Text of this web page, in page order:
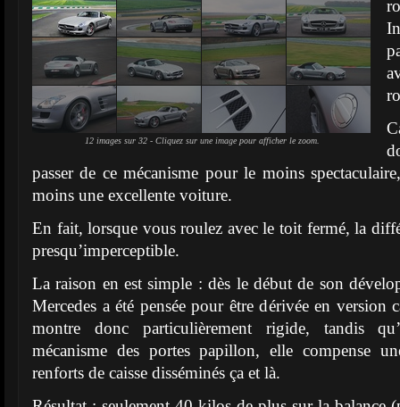
12 images sur 32 - Cliquez sur une image pour afficher le zoom.
passer de ce mécanisme pour le moins
moins une excellente voiture.
En fait, lorsque vous roulez avec le toit fermé, la
presqu’imperceptible.
La raison en est simple : dès le début de son
Mercedes a été pensée pour être dérivée en version
montre donc particulièrement rigide, tandis
mécanisme des portes papillon, elle compense
renforts de caisse disséminés ça et là.